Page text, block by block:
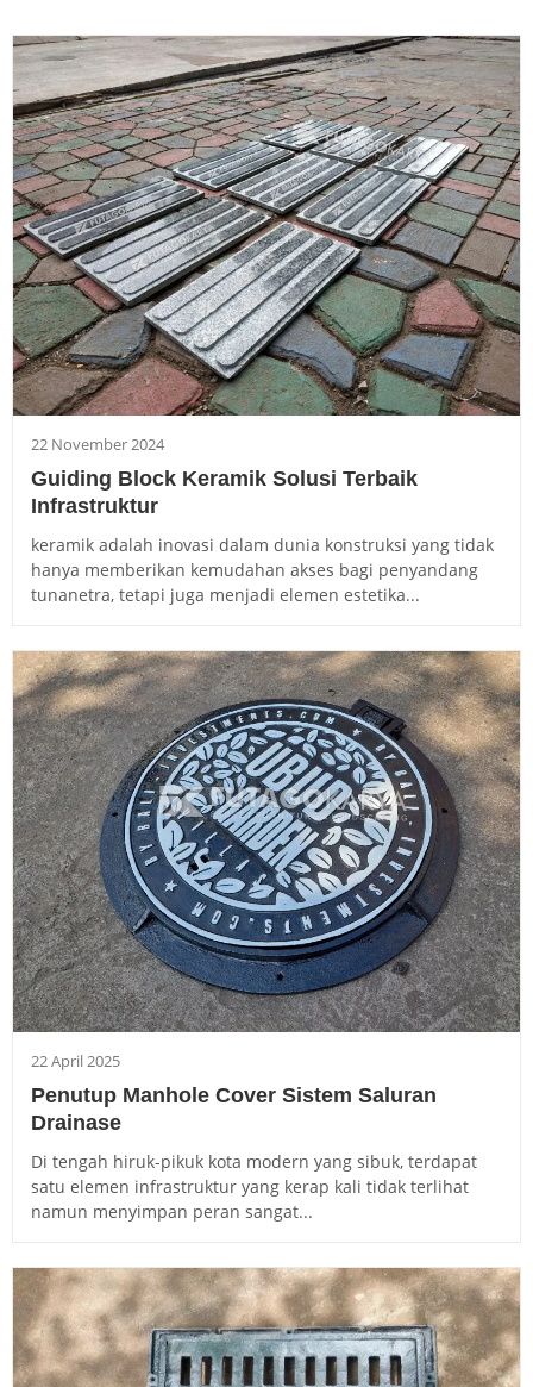
22 November 2024
Guiding Block Keramik Solusi Terbaik
Infrastruktur
keramik adalah inovasi dalam dunia konstruksi yang tidak
hanya memberikan kemudahan akses bagi penyandang
tunanetra, tetapi juga menjadi elemen estetika...
22 April 2025
Penutup Manhole Cover Sistem Saluran
Drainase
Di tengah hiruk-pikuk kota modern yang sibuk, terdapat
satu elemen infrastruktur yang kerap kali tidak terlihat
namun menyimpan peran sangat...